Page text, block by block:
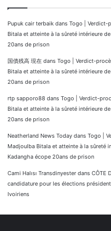
Pupuk cair terbaik dans Togo | Verdict-
Bitala et atteinte à la sûreté intérieure
20ans de prison
国債残高 現在 dans Togo | Verdict-
Bitala et atteinte à la sûreté intérieure
20ans de prison
rtp sapporo88 dans Togo | Verdict-
Bitala et atteinte à la sûreté intérieure
20ans de prison
Neatherland News Today dans Togo |
Madjoulba Bitala et atteinte à la sûreté
Kadangha écope 20ans de prison
Cami Halısı Transdinyester dans CÔTE
candidature pour les élections
Ivoiriens